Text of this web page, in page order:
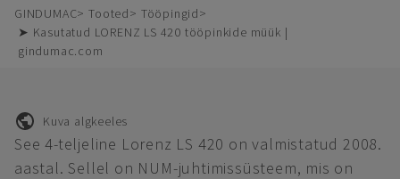
GINDUMAC Tooted
Tööpingid
➤ Kasutatud LORENZ LS 420 tööpinkide müük |
gindumac.com
Kuva algkeeles
See 4-teljeline Lorenz LS 420 on valmistatud 2008.
aastal. Sellel on NUM-juhtimissüsteem, mis on